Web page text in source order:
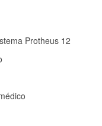
Protheus 12